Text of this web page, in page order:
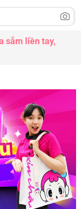
sắm liền tay,